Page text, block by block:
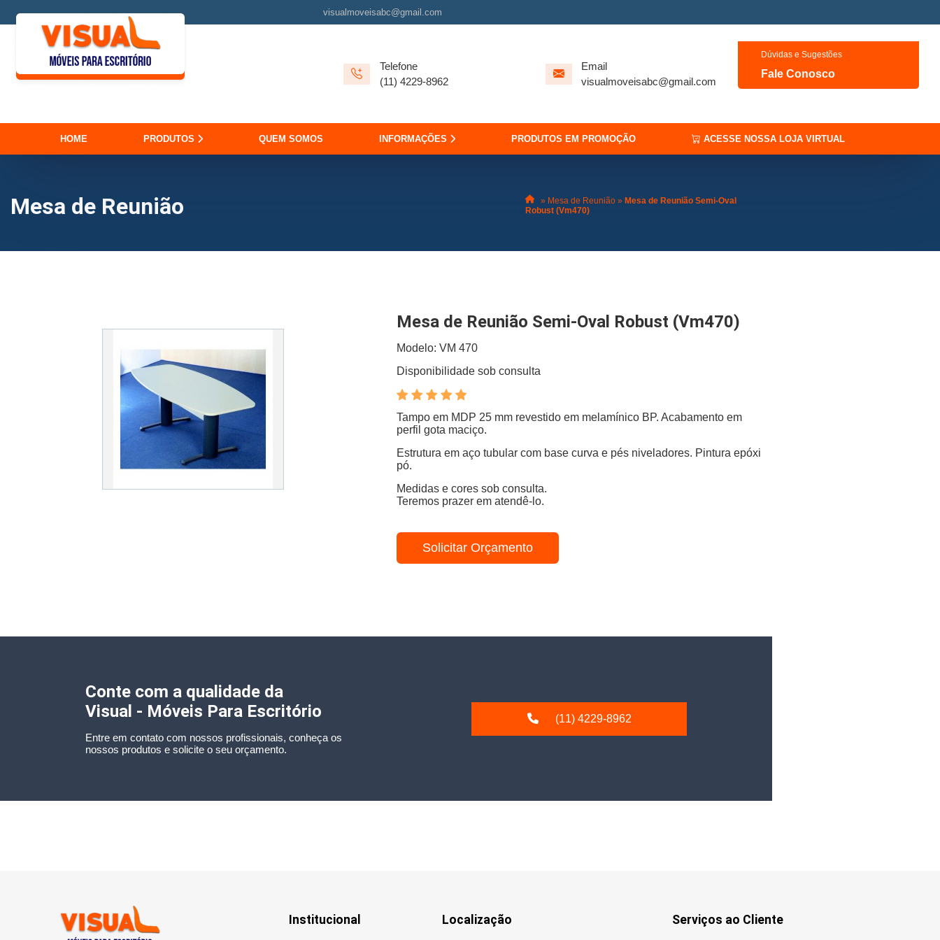
visualmoveisabc@gmail.com
Telefone
(11) 4229-8962
Email
visualmoveisabc@gmail.com
Dúvidas e Sugestões
Fale Conosco
HOME PRODUTOS QUEM SOMOS INFORMAÇÕES PRODUTOS EM PROMOÇÃO ACESSE NOSSA LOJA VIRTUAL
Mesa de Reunião » Mesa de Reunião » Mesa de Reunião Semi-Oval
Robust (Vm470)
Mesa de Reunião Semi-Oval Robust (Vm470)
Modelo: VM 470
Disponibilidade sob consulta
Tampo em MDP 25 mm revestido em melamínico BP. Acabamento em
perfil gota maciço.
Estrutura em aço tubular com base curva e pés niveladores. Pintura epóxi
pó.
Medidas e cores sob consulta.
Teremos prazer em atendê-lo.
Solicitar Orçamento
Conte com a qualidade da
Visual - Móveis Para Escritório
Entre em contato com nossos profissionais, conheça os
nossos produtos e solicite o seu orçamento.
(11) 4229-8962
Institucional Localização Serviços ao Cliente